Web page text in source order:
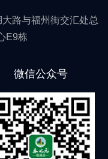
路与福州街交汇处总
E9栋
微信公众号